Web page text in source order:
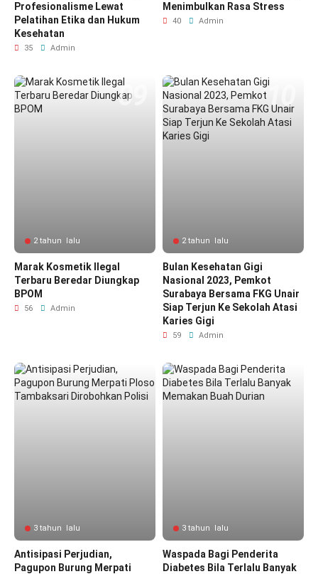
Profesionalisme Lewat
Pelatihan Etika dan Hukum
Kesehatan
35 Admin
Menimbulkan Rasa Stress
40 Admin
2 tahun lalu
Marak Kosmetik Ilegal
Terbaru Beredar Diungkap
BPOM
56 Admin
2 tahun lalu
Bulan Kesehatan Gigi
Nasional 2023, Pemkot
Surabaya Bersama FKG Unair
Siap Terjun Ke Sekolah Atasi
Karies Gigi
59 Admin
3 tahun lalu
Antisipasi Perjudian,
Pagupon Burung Merpati
3 tahun lalu
Waspada Bagi Penderita
Diabetes Bila Terlalu Banyak